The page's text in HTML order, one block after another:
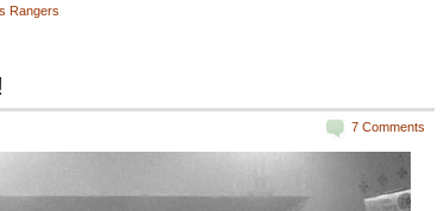
Rangers
7 Comments